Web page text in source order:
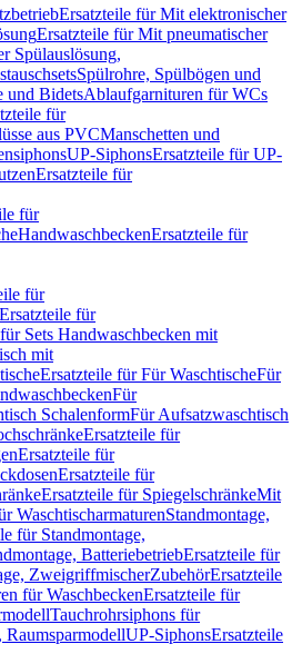
Ersatzteile für Mit elektronischer
Ersatzteile für Mit pneumatischer
Spülauslösung,
Spülrohre, Spülbögen und
und BidetsAblaufgarnituren für WCs
für
aus PVCManschetten und
UP-SiphonsErsatzteile für UP-
Ersatzteile für
für
HandwaschbeckenErsatzteile für
für
Ersatzteile für
Sets Handwaschbecken mit
mit
Ersatzteile für Für WaschtischeFür
Für
SchalenformFür Aufsatzwaschtisch
Ersatzteile für
Ersatzteile für
Ersatzteile für
Ersatzteile für SpiegelschränkeMit
WaschtischarmaturenStandmontage,
für Standmontage,
BatteriebetriebErsatzteile für
ZweigriffmischerZubehörErsatzteile
für WaschbeckenErsatzteile für
Tauchrohrsiphons für
RaumsparmodellUP-SiphonsErsatzteile